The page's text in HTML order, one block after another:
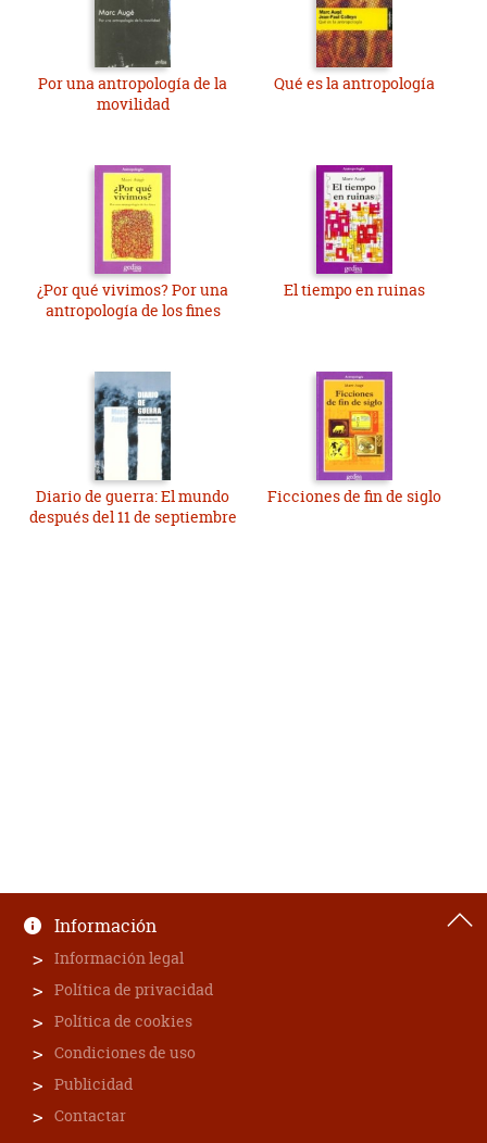
Por una antropología de la
movilidad
Qué es la antropología
¿Por qué vivimos? Por una
antropología de los fines
El tiempo en ruinas
Diario de guerra: El mundo
después del 11 de septiembre
Ficciones de fin de siglo
Información
Información legal
Política de privacidad
Política de cookies
Condiciones de uso
Publicidad
Contactar